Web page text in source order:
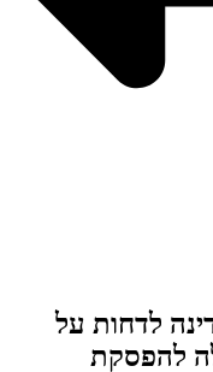
המדינה לדחות על
להפסקת